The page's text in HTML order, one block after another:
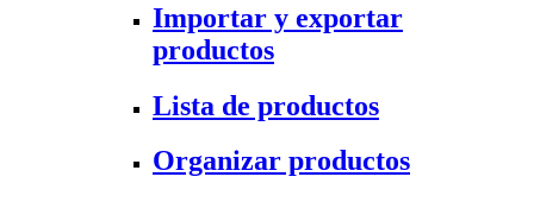
Importar y exportar
productos
Lista de productos
Organizar productos